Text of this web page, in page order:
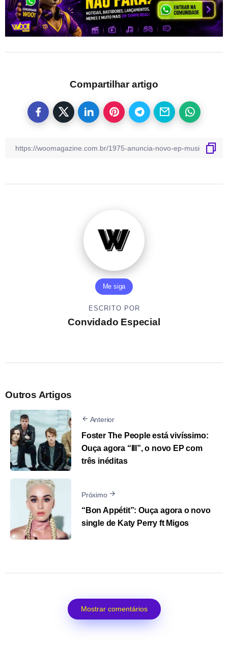
Compartilhar artigo
Me siga
ESCRITO POR
Convidado Especial
Outros Artigos
Anterior
Foster The People está vivíssimo:
Ouça agora “III”, o novo EP com
três inéditas
Próximo
“Bon Appétit”: Ouça agora o novo
single de Katy Perry ft Migos
Mostrar comentários